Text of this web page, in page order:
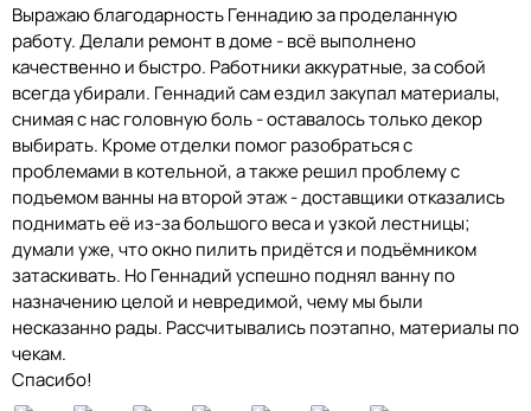
Выражаю благодарность Геннадию за проделанную
работу. Делали ремонт в доме - всё выполнено
качественно и быстро. Работники аккуратные, за собой
всегда убирали. Геннадий сам ездил закупал материалы,
снимая с нас головную боль - оставалось только декор
выбирать. Кроме отделки помог разобраться с
проблемами в котельной, а также решил проблему с
подъемом ванны на второй этаж - доставщики отказались
поднимать её из-за большого веса и узкой лестницы;
думали уже, что окно пилить придётся и подъёмником
затаскивать. Но Геннадий успешно поднял ванну по
назначению целой и невредимой, чему мы были
несказанно рады. Рассчитывались поэтапно, материалы по
чекам.
Спасибо!